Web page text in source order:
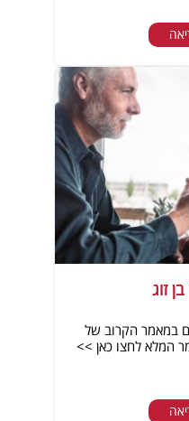
זוג
במאמר הקרוב של
המלא לחצו כאן >>